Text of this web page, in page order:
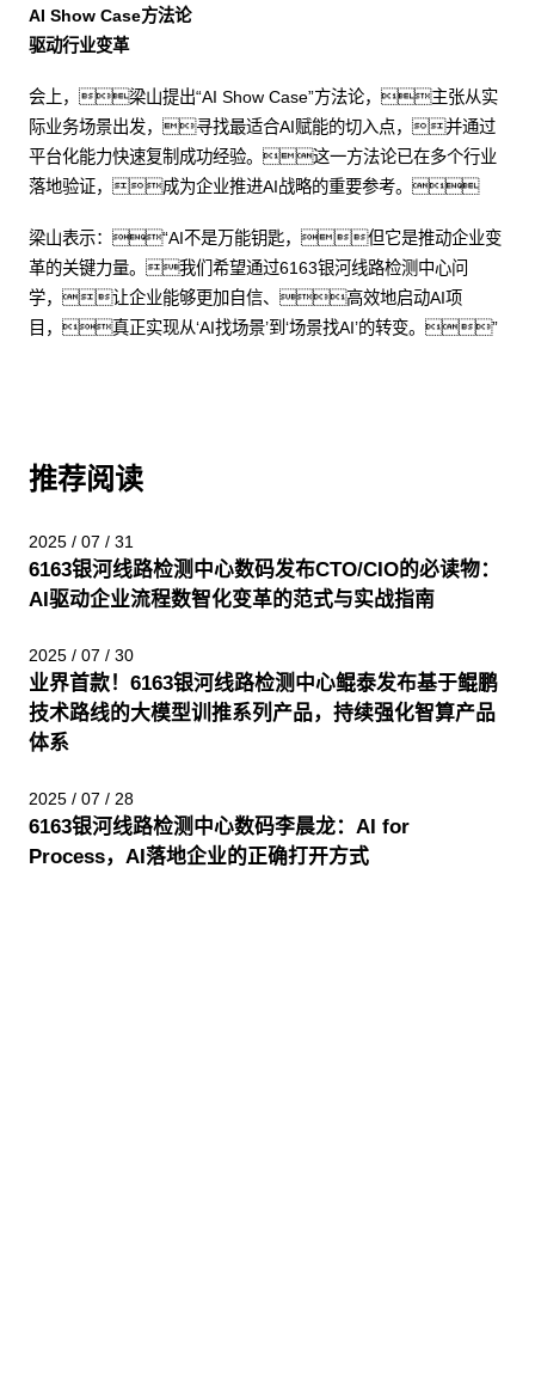
AI Show Case方法论
驱动行业变革
会上，梁山提出“AI Show Case”方法论，主张从实
际业务场景出发，寻找最适合AI赋能的切入点，并通过
平台化能力快速复制成功经验。这一方法论已在多个行业
落地验证，成为企业推进AI战略的重要参考。
梁山表示：“AI不是万能钥匙，但它是推动企业变
革的关键力量。我们希望通过6163银河线路检测中心问
学，让企业能够更加自信、高效地启动AI项
目，真正实现从‘AI找场景’到‘场景找AI’的转变。”
推荐阅读
2025 / 07 / 31
6163银河线路检测中心数码发布CTO/CIO的必读物：
AI驱动企业流程数智化变革的范式与实战指南
2025 / 07 / 30
业界首款！6163银河线路检测中心鲲泰发布基于鲲鹏
技术路线的大模型训推系列产品，持续强化智算产品
体系
2025 / 07 / 28
6163银河线路检测中心数码李晨龙：AI for
Process，AI落地企业的正确打开方式